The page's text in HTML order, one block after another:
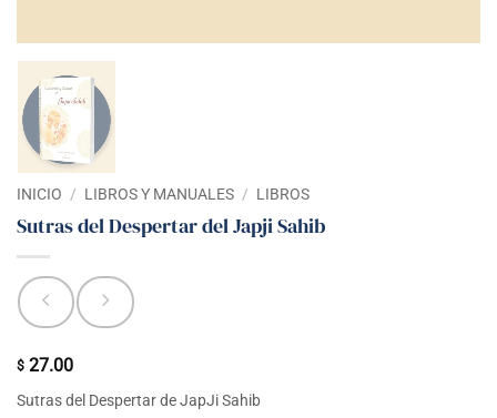
INICIO / LIBROS Y MANUALES / LIBROS
Sutras del Despertar del Japji Sahib
$ 27.00
Sutras del Despertar de JapJi Sahib